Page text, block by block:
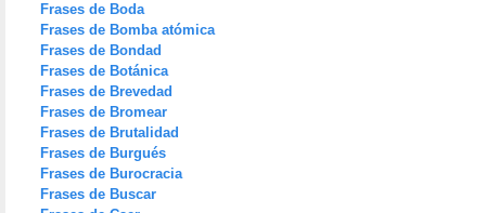
Frases de Boda
Frases de Bomba atómica
Frases de Bondad
Frases de Botánica
Frases de Brevedad
Frases de Bromear
Frases de Brutalidad
Frases de Burgués
Frases de Burocracia
Frases de Buscar